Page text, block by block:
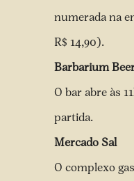
numerada na
R$ 14,90).
Barbarium
O bar abre às
partida.
Mercado Sal
O complexo